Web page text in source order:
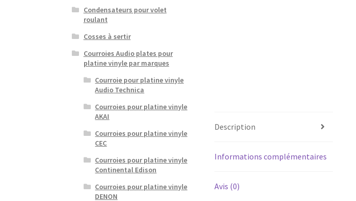
Description
Informations complémentaires
Avis (0)
Condensateurs pour volet
roulant
Cosses à sertir
Courroies Audio plates pour
platine vinyle par marques
Courroie pour platine vinyle
Audio Technica
Courroies pour platine vinyle
AKAI
Courroies pour platine vinyle
CEC
Courroies pour platine vinyle
Continental Edison
Courroies pour platine vinyle
DENON